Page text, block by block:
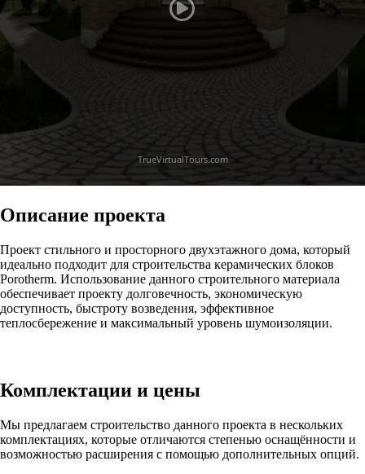
Описание проекта
Проект стильного и просторного двухэтажного дома, который
идеально подходит для строительства керамических блоков
Porotherm. Использование данного строительного материала
обеспечивает проекту долговечность, экономическую
доступность, быстроту возведения, эффективное
теплосбережение и максимальный уровень шумоизоляции.
Комплектации и цены
Мы предлагаем строительство данного проекта в нескольких
комплектациях, которые отличаются степенью оснащённости и
возможностью расширения с помощью дополнительных опций.